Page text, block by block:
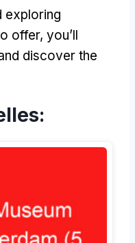
exploring
offer, you’ll
discover the